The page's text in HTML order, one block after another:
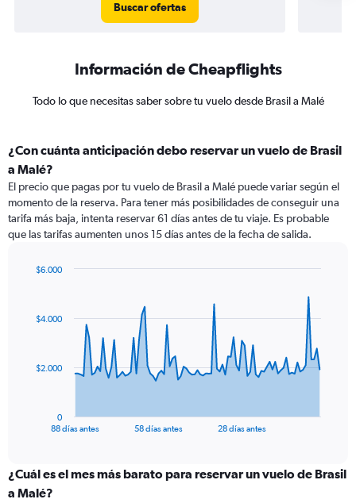
Buscar ofertas
Información de Cheapflights
Todo lo que necesitas saber sobre tu vuelo desde Brasil a Malé
¿Con cuánta anticipación debo reservar un vuelo de Brasil
a Malé?
El precio que pagas por tu vuelo de Brasil a Malé puede variar según el
momento de la reserva. Para tener más posibilidades de conseguir una
tarifa más baja, intenta reservar 61 días antes de tu viaje. Es probable
que las tarifas aumenten unos 15 días antes de la fecha de salida.
data
The
categories.
Range:
88 días antes 58 días antes 28 días antes
0
$2.000
$4.000
$6.000
¿Cuál es el mes más barato para reservar un vuelo de Brasil
a Malé?